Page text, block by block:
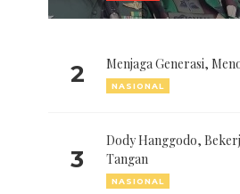
2 Menjaga Generasi,
NASIONAL
3
Dody Hanggodo,
Tangan
NASIONAL